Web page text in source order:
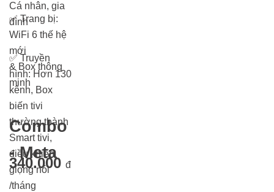
Cá nhân, gia
đình
✅Trang bị:
WiFi 6 thế hệ
mới
& Box thông
minh
✅ Truyền
hình: Hơn 130
kênh, Box
biến tivi
thường thành
Smart tivi,
điều khiển
giọng nói
Combo
- Meta
340.000 đ
/tháng